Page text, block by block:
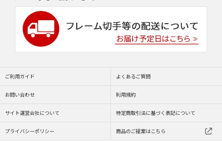
ご利用ガイド よくあるご質問
お問い合わせ 利用規約
サイト運営会社について 特定商取引法に基づく表記について
プライバシーポリシー 商品のご提案はこちら